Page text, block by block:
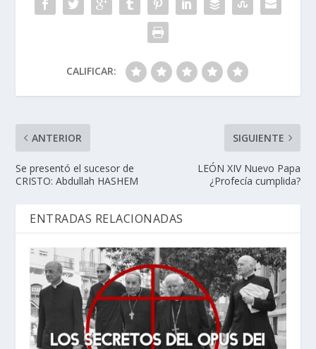
CALIFICAR:
ANTERIOR
Se presentó el sucesor de
CRISTO: Abdullah HASHEM
SIGUIENTE
LEÓN XIV Nuevo Papa
¿Profecía cumplida?
ENTRADAS RELACIONADAS